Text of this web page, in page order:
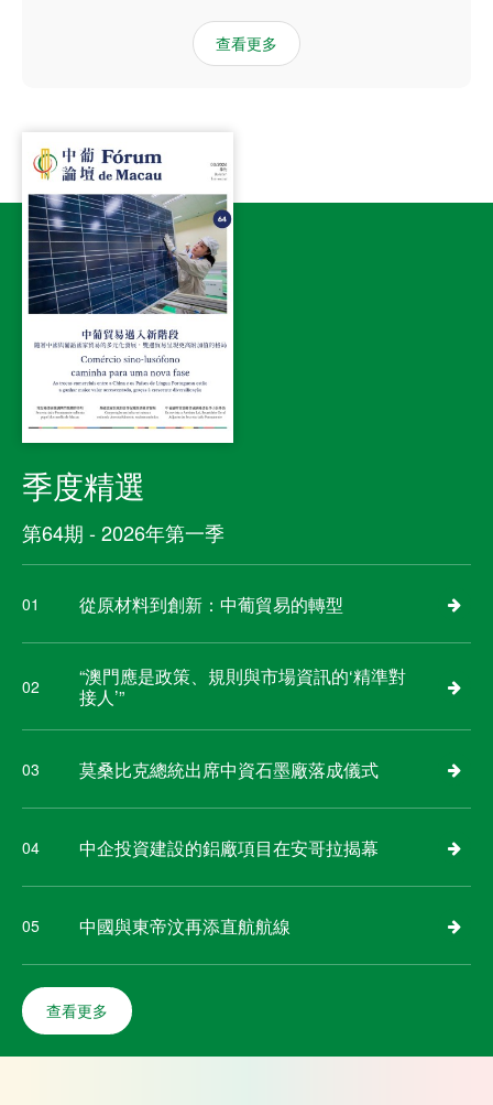
查看更多
季度精選
第64期 - 2026年第一季
01 從原材料到創新：中葡貿易的轉型
02
“澳門應是政策、規則與市場資訊的‘精準對
接人’”
03 莫桑比克總統出席中資石墨廠落成儀式
04 中企投資建設的鋁廠項目在安哥拉揭幕
05 中國與東帝汶再添直航航線
查看更多